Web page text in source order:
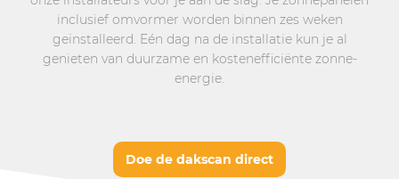
inclusief omvormer worden binnen zes weken
geïnstalleerd. Eén dag na de installatie kun je al
genieten van duurzame en kostenefficiënte zonne-
energie.
Doe de dakscan direct